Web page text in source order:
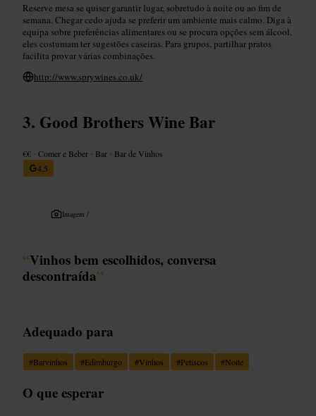
Reserve mesa se quiser garantir lugar, sobretudo à noite ou ao fim de
semana. Chegar cedo ajuda se preferir um ambiente mais calmo. Diga à
equipa sobre preferências alimentares ou se procura opções sem álcool,
eles costumam ter sugestões caseiras. Para grupos, partilhar pratos
facilita provar várias combinações.
http://www.sprywines.co.uk/
Good Brothers Wine Bar
€€ •Comer e Beber • Bar • Bar de Vinhos
4,5
Imagem /
“Vinhos bem escolhidos, conversa
descontraída”
Adequado para
#Barvinhos #Edimburgo #Vinhos #Petiscos #Noite
O que esperar